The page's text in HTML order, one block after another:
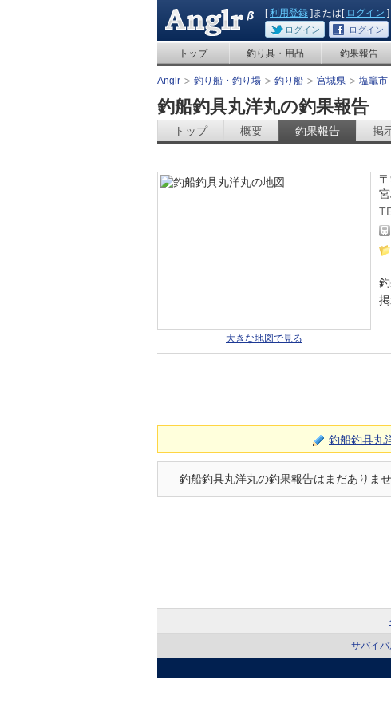
[利用登録 ]または[ ログイン ]
ログイン ログイン
トップ 釣り具・用品 釣果報告
Anglr 釣り船・釣り場 釣り船 宮城県 塩竈市
釣船釣具丸洋丸の釣果報告
トップ 概要 釣果報告 掲
大きな地図で見る
釣船釣具丸
釣船釣具丸洋丸の釣果報告はまだありませ
サバイ